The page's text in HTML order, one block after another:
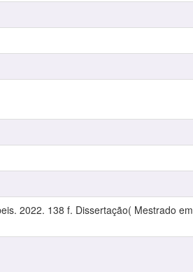
2022. 138 f. Dissertação( Mestrado em